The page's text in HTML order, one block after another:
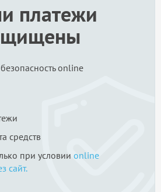
платежи
online
средств
при условии online
сайт.